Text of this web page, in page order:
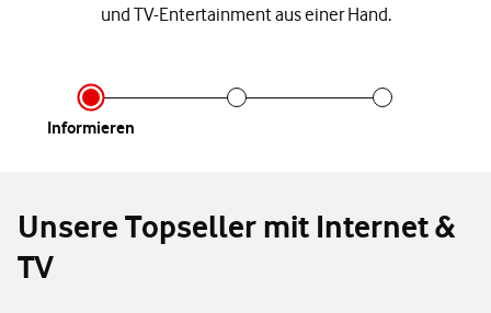
und TV-Entertainment aus einer Hand.
Infor­mieren
Unsere Topseller mit Internet &
TV